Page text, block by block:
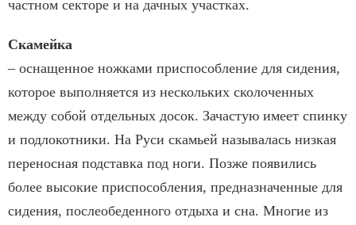
частном секторе и на дачных участках.
Скамейка
– оснащенное ножками приспособление для сидения,
которое выполняется из нескольких сколоченных
между собой отдельных досок. Зачастую имеет спинку
и подлокотники. На Руси скамьей называлась низкая
переносная подставка под ноги. Позже появились
более высокие приспособления, предназначенные для
сидения, послеобеденного отдыха и сна. Многие из